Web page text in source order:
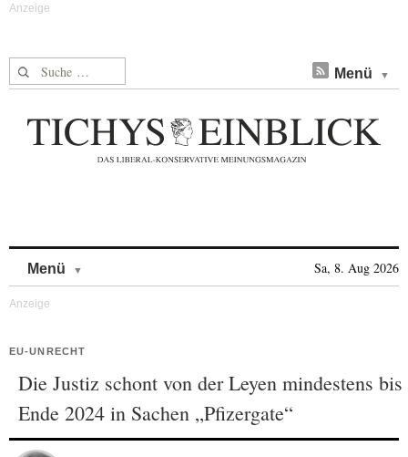
Suche nach: Menü
Menü Sa, 8. Aug 2026
EU-UNRECHT
Die Justiz schont von der Leyen mindestens bis
Ende 2024 in Sachen „Pfizergate“